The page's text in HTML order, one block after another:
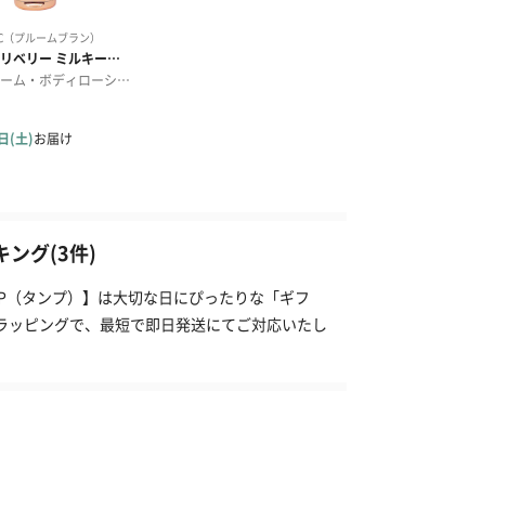
ング(3件)
タンプ）】は大切な日にぴったりな「ギフ
ピングで、最短で即日発送にてご対応いたし